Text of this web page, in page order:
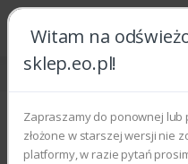
Witam na
sklep.eo.pl!
Zapraszamy do ponownej
złożone w starszej wersji nie
platformy, w razie pytań
Strona główna Phaser
Phaser 4510
Wyświetlono 0–0 z 0 wyników